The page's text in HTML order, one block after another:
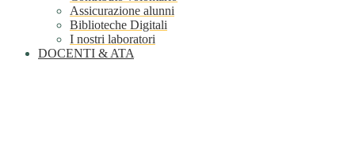
Assicurazione alunni
Biblioteche Digitali
I nostri laboratori
DOCENTI & ATA